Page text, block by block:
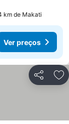
km de Makati
Ver preços
Partilhar